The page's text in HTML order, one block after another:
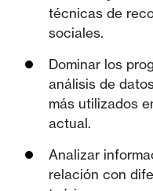
técnicas de
sociales.
Dominar los
análisis de
más utilizados
actual.
Analizar
relación con